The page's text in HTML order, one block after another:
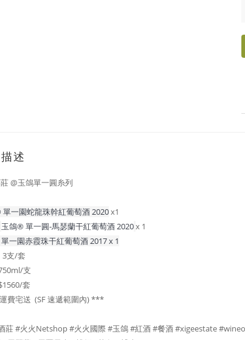
述
@玉鴿單一圓糸列
一園蛇龍珠幹紅葡萄酒 2020x1
玉鴿® 單一圓-馬瑟蘭干紅葡萄酒 2020x 1
一園赤霞珠干紅葡萄酒 2017 x 1
3支/套
支
套
費宅送 (SF 速遞範圍內) ***
莊 #火火Netshop #火火國際 #玉鴿 #紅酒 #餐酒 #xigeestate